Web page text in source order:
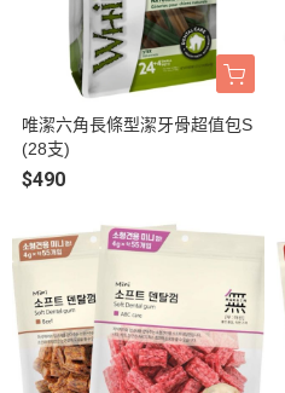
唯潔六角長條型潔牙骨超值包S
(28支)
$490